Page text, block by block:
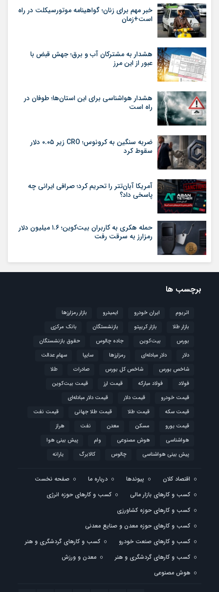
خبر مهم برای زنان؛ گواهینامه موتورسیکلت در راه
است+زمان
هشدار به مشترکان آب و برق؛ جهش قبض با
عبور از این مرز
هشدار هواشناسی برای این استان‌ها؛ طوفان در
راه است
ضربه سنگین به کرونوس؛ CRO زیر ۰.۰۵ دلار
سقوط کرد
آمریکا آبان‌تتر را تحریم کرد؛ صرافی ایرانی چه
پاسخی داد؟
حمله هکری به کاربران بیت‌کوین؛ ۱.۶ میلیون دلار
رمزارز به سرقت رفت
برچسب ها
اتریوم ایران خودرو ایمیدرو
بازار رمزارزها
بازار طلا
بازار کریپتو بازنشستگان
بانک مرکزی
بورس
بیت‌کوین جاده چالوس
حقوق بازنشستگان
دلار
دلار مبادله‌ای رمزارزها سایپا
سهام عدالت
شاخص بورس
شاخص کل بورس صادرات
طلا
فولاد
فولاد مبارکه قیمت ارز
قیمت بیت‌کوین
قیمت خودرو
قیمت دلار
قیمت دلار مبادله‌ای
قیمت سکه
قیمت طلا قیمت طلا جهانی
قیمت نفت
قیمت یورو
مسکن معدن نفت
هراز
هواشناسی
هوش مصنوعی وام
پیش بینی هوا
پیش بینی هواشناسی
چالوس کالابرگ یارانه
اقتصاد کلان پیوندها درباره ما
صفحه نخست
کسب و کارهای بازار مالی
کسب و کارهای حوزه انرژی
کسب و کارهای حوزه کشاورزی
کسب و کارهای حوزه معدن و صنایع معدنی
کسب و کارهای صنعت خودرو
کسب و کارهای گردشگری و هنر
کسب و کارهای گردشگری و هنر
معدن و ورزش
هوش مصنوعی